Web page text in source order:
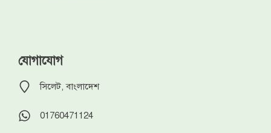
যোগাযোগ
সিলেট, বাংলাদেশ
01760471124